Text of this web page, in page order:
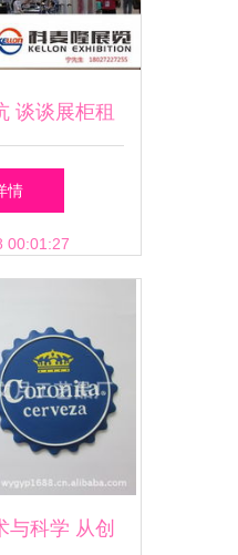
谈谈展柜租
告制作的一
务
情
00:01:27
与科学 从创